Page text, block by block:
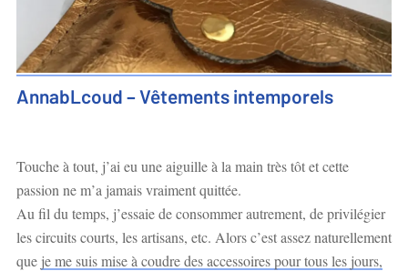
AnnabLcoud – Vêtements intemporels
Touche à tout, j’ai eu une aiguille à la main très tôt et cette
passion ne m’a jamais vraiment quittée.
Au fil du temps, j’essaie de consommer autrement, de privilégier
les circuits courts, les artisans, etc. Alors c’est assez naturellement
que je me suis mise à coudre des accessoires pour tous les jours,